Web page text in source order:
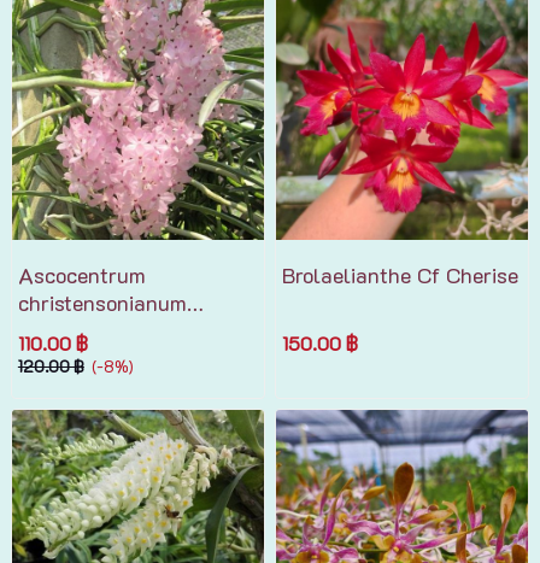
Ascocentrum
christensonianum
Haager1993
110.00 ฿
120.00 ฿ (-8%)
Brolaelianthe Cf Cherise
150.00 ฿